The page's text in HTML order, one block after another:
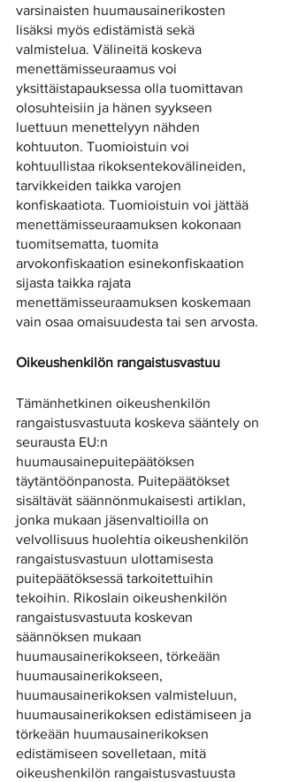
varsinaisten huumausainerikosten
lisäksi myös edistämistä sekä
valmistelua. Välineitä koskeva
menettämisseuraamus voi
yksittäistapauksessa olla tuomittavan
olosuhteisiin ja hänen syykseen
luettuun menettelyyn nähden
kohtuuton. Tuomioistuin voi
kohtuullistaa rikoksentekovälineiden,
tarvikkeiden taikka varojen
konfiskaatiota. Tuomioistuin voi jättää
menettämisseuraamuksen kokonaan
tuomitsematta, tuomita
arvokonfiskaation esinekonfiskaation
sijasta taikka rajata
menettämisseuraamuksen koskemaan
vain osaa omaisuudesta tai sen arvosta.
Oikeushenkilön rangaistusvastuu
Tämänhetkinen oikeushenkilön
rangaistusvastuuta koskeva sääntely on
seurausta EU:n
huumausainepuitepäätöksen
täytäntöönpanosta. Puitepäätökset
sisältävät säännönmukaisesti artiklan,
jonka mukaan jäsenvaltioilla on
velvollisuus huolehtia oikeushenkilön
rangaistusvastuun ulottamisesta
puitepäätöksessä tarkoitettuihin
tekoihin. Rikoslain oikeushenkilön
rangaistusvastuuta koskevan
säännöksen mukaan
huumausainerikokseen, törkeään
huumausainerikokseen,
huumausainerikoksen valmisteluun,
huumausainerikoksen edistämiseen ja
törkeään huumausainerikoksen
edistämiseen sovelletaan, mitä
oikeushenkilön rangaistusvastuusta